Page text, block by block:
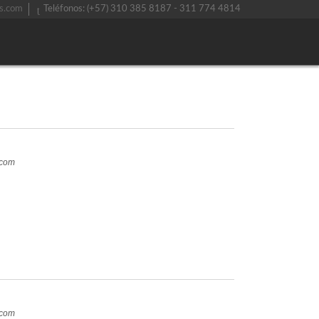
Teléfonos: (+57) 310 385 8187 - 311 774 4814